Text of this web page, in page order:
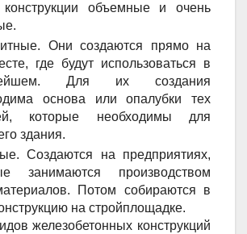
конструкции объемные и очень
Они создаются прямо на
где будут использоваться в
Для их создания
основа или опалубки тех
которые необходимы для
здания.
Создаются на предприятиях,
занимаются производством
Потом собираются в
на стройплощадке.
железобетонных конструкций